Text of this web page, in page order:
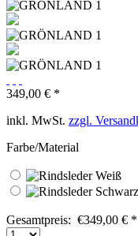
349,00 € *
inkl. MwSt. zzgl.
Farbe/Material
Gesamtpreis: €349,00 € *